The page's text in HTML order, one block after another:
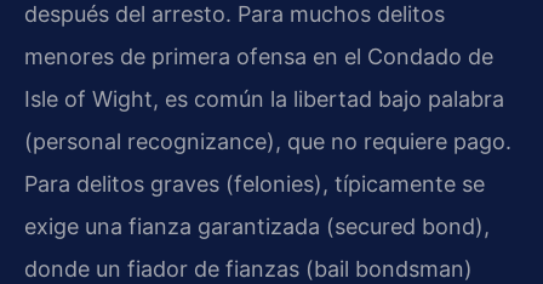
después del arresto. Para muchos delitos
menores de primera ofensa en el Condado de
Isle of Wight, es común la libertad bajo palabra
(personal recognizance), que no requiere pago.
Para delitos graves (felonies), típicamente se
exige una fianza garantizada (secured bond),
donde un fiador de fianzas (bail bondsman)